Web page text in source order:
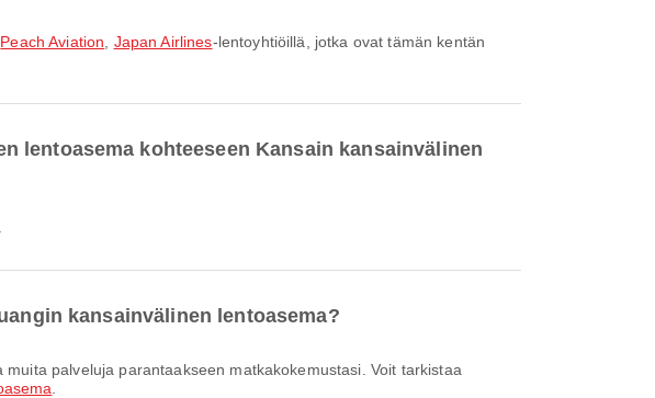
Peach Aviation Japan Airlines-lentoyhtiöillä, jotka ovat tämän kentän
lentoasema kohteeseen Kansain kansainvälinen
kansainvälinen lentoasema?